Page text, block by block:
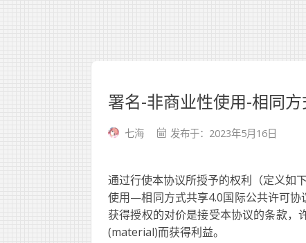
署名-非商业性使用-相同
七海 发布于：2023年5月16日
通过行使本协议所授予的权利（定义
使用—相同方式共享4.0国际公共许可协
获得授权的对价是接受本协议的条款，
(material)而获得利益。